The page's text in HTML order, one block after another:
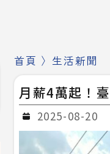
首頁 〉 生活新聞
月薪4萬起！
2025-08-20